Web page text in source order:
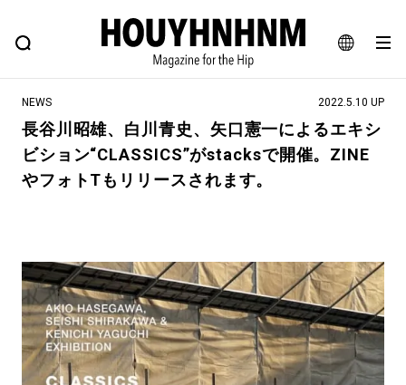
JA
EN
FEATURE BLOG SNAP
ヒップなファッション、カルチャー、ライフスタイルWEBマガジン
#注目のタグ
#NEW VINTAGE #マイナーグッド図鑑
#路地裏てぃーん。 #MONTHLY JOURNAL
#GH 銘品の所以 #フイナムのYouTube
#Commune H #FOCUS IT #AH.H
#ととけん #FASHION #MUSIC #MOVIE
NEWS 2022.5.10 UP
長谷川昭雄、白川青史、矢口憲一によるエキシ
ビション“CLASSICS”がstacksで開催。ZINE
やフォトTもリリースされます。